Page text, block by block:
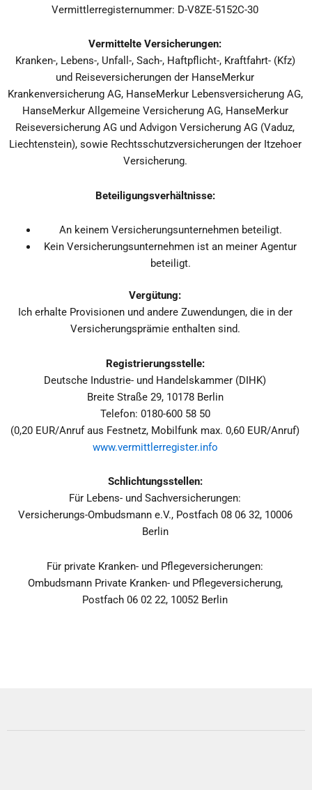
Vermittlerregisternummer: D-V8ZE-5152C-30
Vermittelte Versicherungen:
Kranken-, Lebens-, Unfall-, Sach-, Haftpflicht-, Kraftfahrt- (Kfz)
und Reiseversicherungen der HanseMerkur
Krankenversicherung AG, HanseMerkur Lebensversicherung AG,
HanseMerkur Allgemeine Versicherung AG, HanseMerkur
Reiseversicherung AG und Advigon Versicherung AG (Vaduz,
Liechtenstein), sowie Rechtsschutzversicherungen der Itzehoer
Versicherung.
Beteiligungsverhältnisse:
An keinem Versicherungsunternehmen beteiligt.
Kein Versicherungsunternehmen ist an meiner Agentur
beteiligt.
Vergütung:
Ich erhalte Provisionen und andere Zuwendungen, die in der
Versicherungsprämie enthalten sind.
Registrierungsstelle:
Deutsche Industrie- und Handelskammer (DIHK)
Breite Straße 29, 10178 Berlin
Telefon: 0180-600 58 50
(0,20 EUR/Anruf aus Festnetz, Mobilfunk max. 0,60 EUR/Anruf)
www.vermittlerregister.info
Schlichtungsstellen:
Für Lebens- und Sachversicherungen:
Versicherungs-Ombudsmann e.V., Postfach 08 06 32, 10006
Berlin
Für private Kranken- und Pflegeversicherungen:
Ombudsmann Private Kranken- und Pflegeversicherung,
Postfach 06 02 22, 10052 Berlin